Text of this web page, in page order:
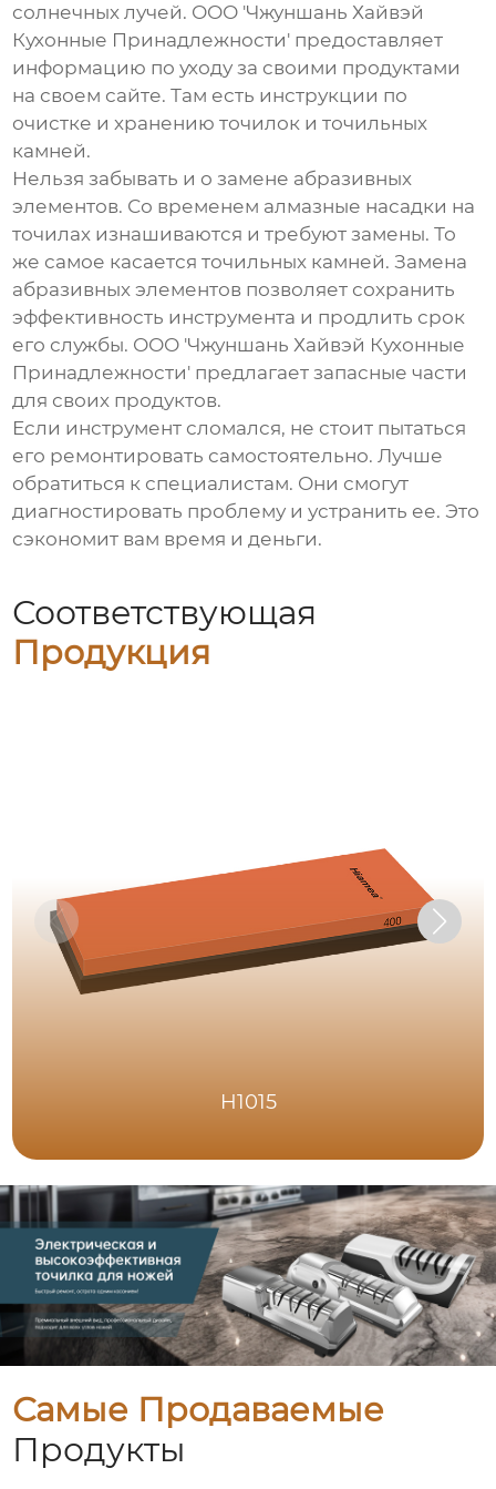
солнечных лучей. ООО 'Чжуншань Хайвэй
Кухонные Принадлежности' предоставляет
информацию по уходу за своими продуктами
на своем сайте. Там есть инструкции по
очистке и хранению точилок и точильных
камней.
Нельзя забывать и о замене абразивных
элементов. Со временем алмазные насадки на
точилах изнашиваются и требуют замены. То
же самое касается точильных камней. Замена
абразивных элементов позволяет сохранить
эффективность инструмента и продлить срок
его службы. ООО 'Чжуншань Хайвэй Кухонные
Принадлежности' предлагает запасные части
для своих продуктов.
Если инструмент сломался, не стоит пытаться
его ремонтировать самостоятельно. Лучше
обратиться к специалистам. Они смогут
диагностировать проблему и устранить ее. Это
сэкономит вам время и деньги.
Соответствующая
Продукция
H1015
Самые Продаваемые
Продукты